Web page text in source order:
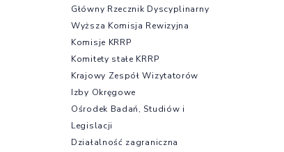
Główny Rzecznik Dyscyplinarny
Wyższa Komisja Rewizyjna
Komisje KRRP
Komitety stałe KRRP
Krajowy Zespół Wizytatorów
Izby Okręgowe
Ośrodek Badań, Studiów i
Legislacji
Działalność zagraniczna